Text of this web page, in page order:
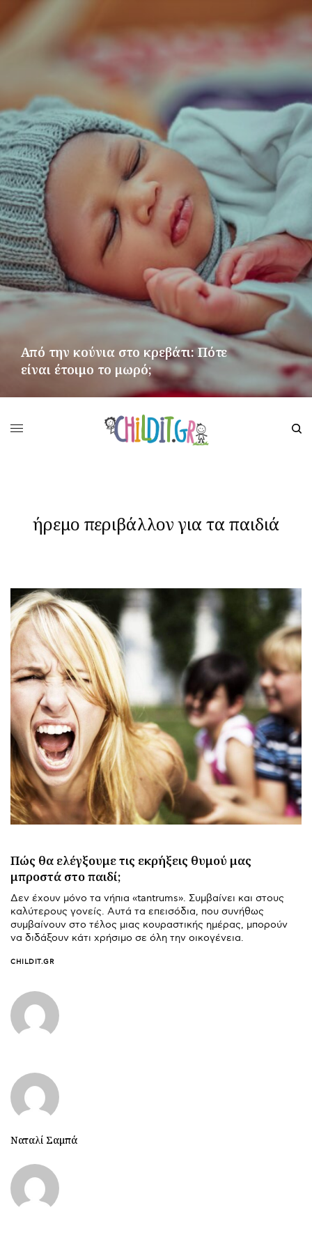
Από την κούνια στο κρεβάτι: Πότε
είναι έτοιμο το μωρό;
ήρεμο περιβάλλον για τα παιδιά
Πώς θα ελέγξουμε τις εκρήξεις θυμού μας
μπροστά στο παιδί;
Δεν έχουν μόνο τα νήπια «tantrums». Συμβαίνει και στους
καλύτερους γονείς. Αυτά τα επεισόδια, που συνήθως
συμβαίνουν στο τέλος μιας κουραστικής ημέρας, μπορούν
να διδάξουν κάτι χρήσιμο σε όλη την οικογένεια.
CHILDIT.GR
Ναταλί Σαμπά